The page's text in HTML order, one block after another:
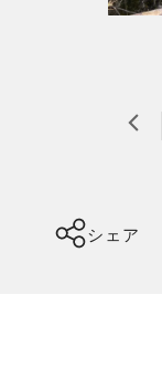
シェア